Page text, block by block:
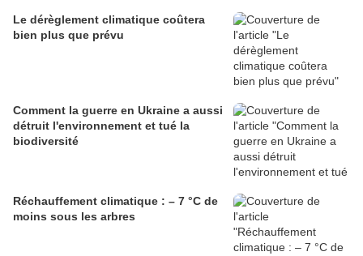
Le dérèglement climatique coûtera
bien plus que prévu
Comment la guerre en Ukraine a aussi
détruit l'environnement et tué la
biodiversité
Réchauffement climatique : – 7 °C de
moins sous les arbres